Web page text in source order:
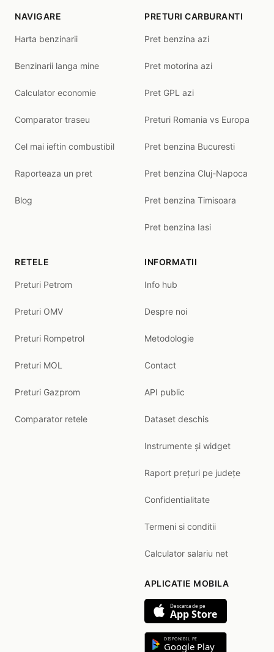
NAVIGARE
Harta benzinarii
Benzinarii langa mine
Calculator economie
Comparator traseu
Cel mai ieftin combustibil
Raporteaza un pret
Blog
PRETURI CARBURANTI
Pret benzina azi
Pret motorina azi
Pret GPL azi
Preturi Romania vs Europa
Pret benzina Bucuresti
Pret benzina Cluj-Napoca
Pret benzina Timisoara
Pret benzina Iasi
RETELE
Preturi Petrom
Preturi OMV
Preturi Rompetrol
Preturi MOL
Preturi Gazprom
Comparator retele
INFORMATII
Info hub
Despre noi
Metodologie
Contact
API public
Dataset deschis
Instrumente și widget
Raport prețuri pe județe
Confidentialitate
Termeni si conditii
Calculator salariu net
APLICATIE MOBILA
Descarca de pe
App Store
DISPONIBIL PE
Google Play